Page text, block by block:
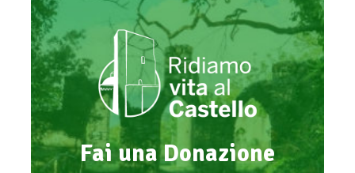
Fai una Donazione